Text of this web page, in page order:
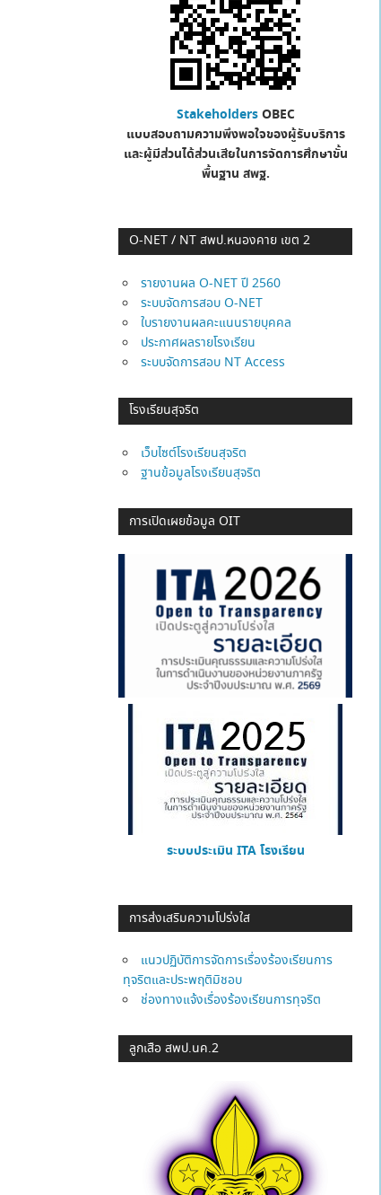
StakeholdersOBEC
แบบสอบถามความพึงพอใจของผู้รับบริการ
และผู้มีส่วนได้ส่วนเสียในการจัดการศึกษาขั้น
พื้นฐาน สพฐ.
O-NET / NT สพป.หนองคาย เขต 2
รายงานผล O-NET ปี 2560
ระบบจัดการสอบ O-NET
ใบรายงานผลคะแนนรายบุคคล
ประกาศผลรายโรงเรียน
ระบบจัดการสอบ NT Access
โรงเรียนสุจริต
เว็บไซต์โรงเรียนสุจริต
ฐานข้อมูลโรงเรียนสุจริต
การเปิดเผยข้อมูล OIT
ระบบประเมิน ITA โรงเรียน
การส่งเสริมความโปร่งใส
แนวปฏิบัติการจัดการเรื่องร้องเรียนการ
ทุจริตและประพฤติมิชอบ
ช่องทางแจ้งเรื่องร้องเรียนการทุจริต
ลูกเสือ สพป.นค.2